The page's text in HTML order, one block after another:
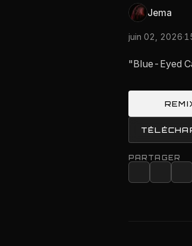
Jema
juin 02, 2026·
"Blue-Eyed
PARTAGER